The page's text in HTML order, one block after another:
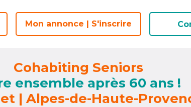
Mon annonce | S'inscrire
Mon annonce | S'inscrire
Cohabiting Seniors
ensemble après 60 ans !
| Alpes-de-Haute-